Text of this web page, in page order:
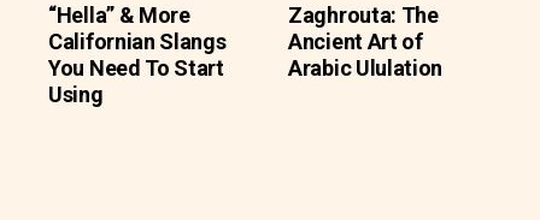
“Hella” & More
Californian Slangs
You Need To Start
Using
Zaghrouta: The
Ancient Art of
Arabic Ululation